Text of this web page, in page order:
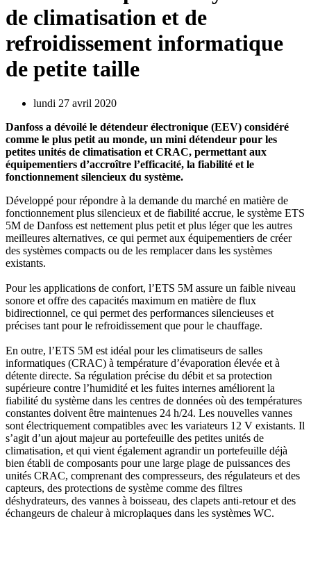
de climatisation et de
refroidissement informatique
de petite taille
lundi 27 avril 2020
Danfoss a dévoilé le détendeur électronique (EEV) considéré
comme le plus petit au monde, un mini détendeur pour les
petites unités de climatisation et CRAC, permettant aux
équipementiers d’accroître l’efficacité, la fiabilité et le
fonctionnement silencieux du système.
Développé pour répondre à la demande du marché en matière de
fonctionnement plus silencieux et de fiabilité accrue, le système ETS
5M de Danfoss est nettement plus petit et plus léger que les autres
meilleures alternatives, ce qui permet aux équipementiers de créer
des systèmes compacts ou de les remplacer dans les systèmes
existants.
Pour les applications de confort, l’ETS 5M assure un faible niveau
sonore et offre des capacités maximum en matière de flux
bidirectionnel, ce qui permet des performances silencieuses et
précises tant pour le refroidissement que pour le chauffage.
En outre, l’ETS 5M est idéal pour les climatiseurs de salles
informatiques (CRAC) à température d’évaporation élevée et à
détente directe. Sa régulation précise du débit et sa protection
supérieure contre l’humidité et les fuites internes améliorent la
fiabilité du système dans les centres de données où des températures
constantes doivent être maintenues 24 h/24. Les nouvelles vannes
sont électriquement compatibles avec les variateurs 12 V existants. Il
s’agit d’un ajout majeur au portefeuille des petites unités de
climatisation, et qui vient également agrandir un portefeuille déjà
bien établi de composants pour une large plage de puissances des
unités CRAC, comprenant des compresseurs, des régulateurs et des
capteurs, des protections de système comme des filtres
déshydrateurs, des vannes à boisseau, des clapets anti-retour et des
échangeurs de chaleur à microplaques dans les systèmes WC.